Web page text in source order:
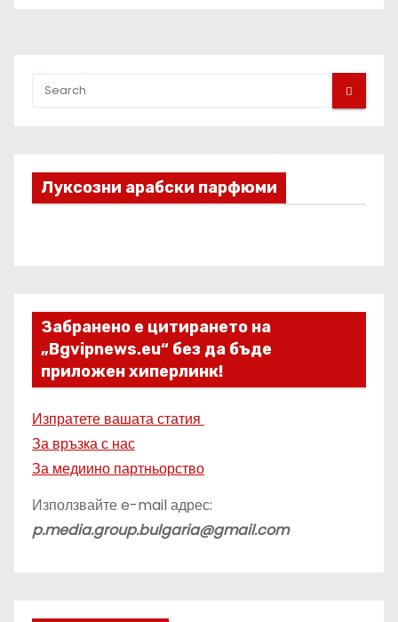
Луксозни арабски парфюми
Забранено е цитирането на
„Bgvipnews.eu“ без да бъде
приложен хиперлинк!
Изпратете вашата статия
За връзка с нас
За медиино партньорство
Използвайте e-mail адрес:
p.media.group.bulgaria@gmail.com